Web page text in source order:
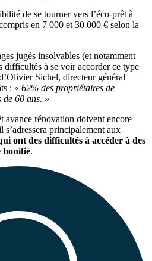
de se tourner vers l’éco-prêt à
en 7 000 et 30 000 € selon la
jugés insolvables (et notamment
difficultés à se voir accorder ce type
Sichel, directeur général
: « 62% des propriétaires de
de 60 ans. »
avance rénovation doivent encore
principalement aux
ont des difficultés à accéder à des
bonifié.